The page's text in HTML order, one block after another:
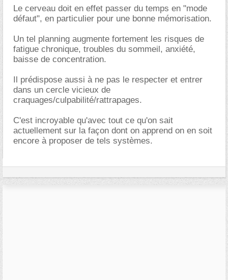
Le cerveau doit en effet passer du temps en "mode
défaut", en particulier pour une bonne mémorisation.
Un tel planning augmente fortement les risques de
fatigue chronique, troubles du sommeil, anxiété,
baisse de concentration.
Il prédispose aussi à ne pas le respecter et entrer
dans un cercle vicieux de
craquages/culpabilité/rattrapages.
C'est incroyable qu'avec tout ce qu'on sait
actuellement sur la façon dont on apprend on en soit
encore à proposer de tels systèmes.